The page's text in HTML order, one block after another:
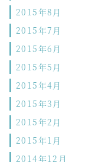
2015年8月
2015年7月
2015年6月
2015年5月
2015年4月
2015年3月
2015年2月
2015年1月
2014年12月